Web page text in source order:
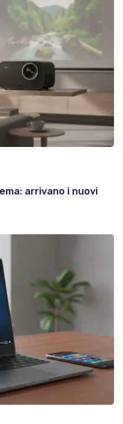
arrivano i nuovi